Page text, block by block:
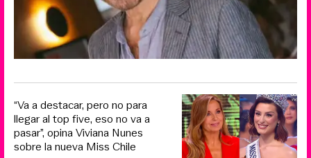
“Va a destacar, pero no para
llegar al top five, eso no va a
pasar”, opina Viviana Nunes
sobre la nueva Miss Chile